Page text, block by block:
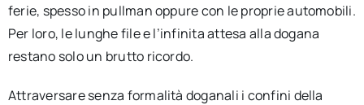
ferie, spesso in pullman oppure con le proprie automobili.
Per loro, le lunghe file e l’infinita attesa alla dogana
restano solo un brutto ricordo.
Attraversare senza formalità doganali i confini della